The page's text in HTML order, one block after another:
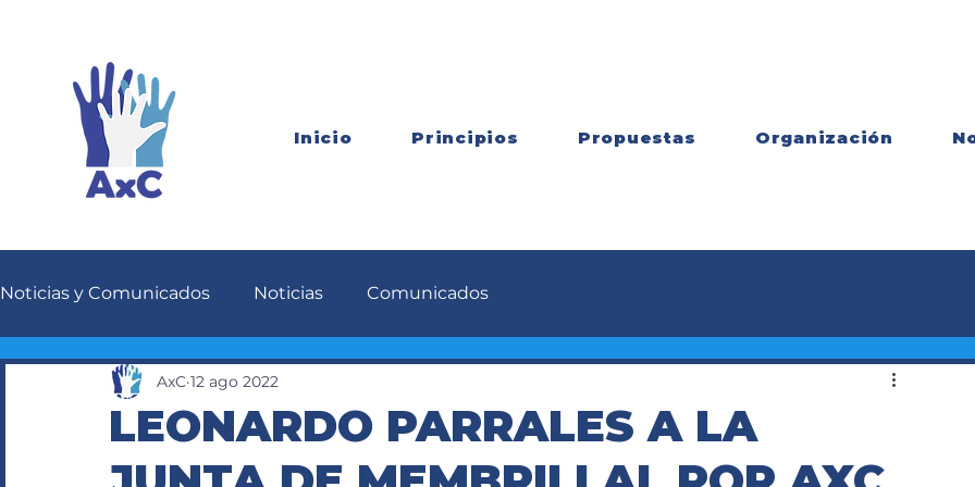
Inicio Principios Propuestas Organización
Noticias y Comunicados Noticias Comunicados
LEONARDO PARRALES A LA
AxC 12 ago 2022